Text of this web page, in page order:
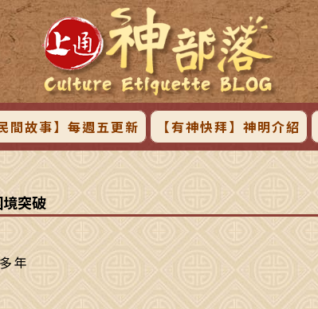
間故事】每週五更新 【有神快拜】神明介紹
突破
年